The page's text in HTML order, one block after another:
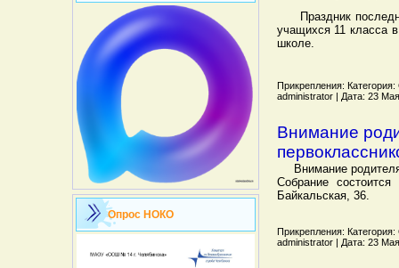
Опрос НОКО
Праздник
учащихся 11 класса
школе.
Прикрепления:
administrator | Дата: 23
Внимание
Внимание
Собрание
Байкальская, 36.
Прикрепления:
administrator | Дата: 23